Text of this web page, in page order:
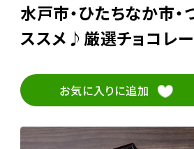
水戸市・ひたちなか市・
ススメ♪厳選チョコレ
お気に入りに追加